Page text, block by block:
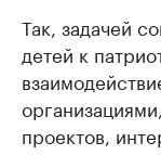
Так, задачей
детей к
проектов,